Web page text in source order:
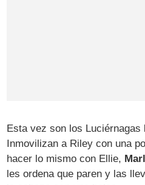
Esta vez son los
Inmovilizan a Riley con una
hacer lo mismo con Ellie,
les ordena que paren y las